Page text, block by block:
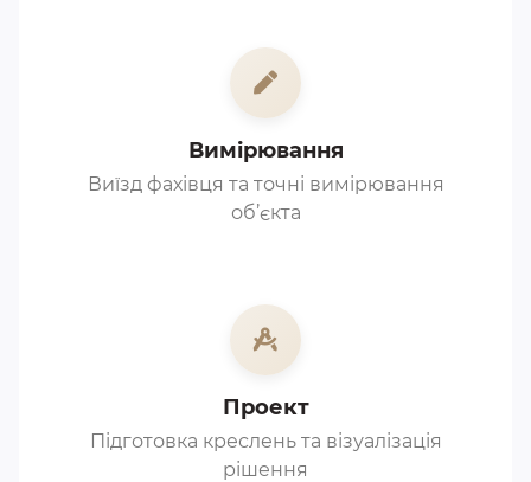
Вимірювання
Виїзд фахівця та точні вимірювання
об’єкта
Проект
Підготовка креслень та візуалізація
рішення